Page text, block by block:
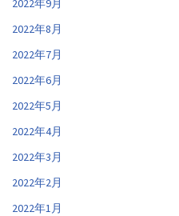
2022年9月
2022年8月
2022年7月
2022年6月
2022年5月
2022年4月
2022年3月
2022年2月
2022年1月